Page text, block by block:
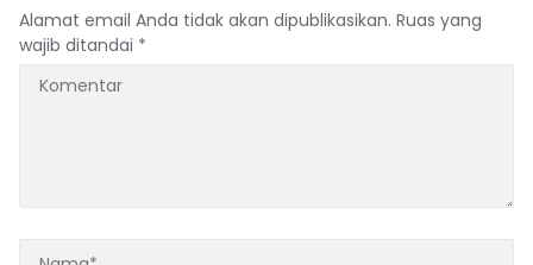
Alamat email Anda tidak akan dipublikasikan. Ruas yang
wajib ditandai *